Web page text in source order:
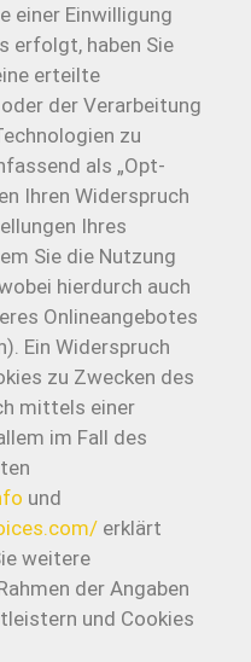
einer Einwilligung
erfolgt, haben Sie
erteilte
der Verarbeitung
zu
als „Opt-
Ihren Widerspruch
Ihres
Sie die Nutzung
hierdurch auch
Onlineangebotes
Ein Widerspruch
zu Zwecken des
mittels einer
im Fall des
und
erklärt
weitere
der Angaben
und Cookies